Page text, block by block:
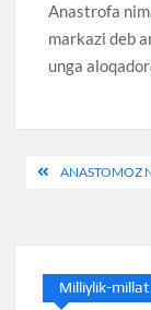
Anastrofa
markazi deb
unga
PostANASTOMOZ
Milliylik-millat